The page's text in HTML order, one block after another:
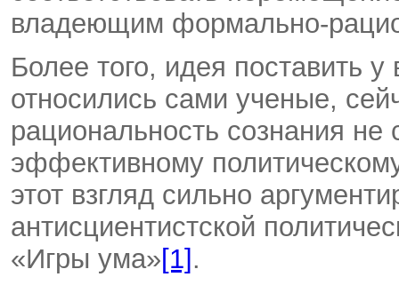
владеющим формально-
Более того, идея поставить
относились сами ученые,
рациональность сознания не
эффективному
этот взгляд сильно
антисциентистской
«Игры ума»[1].